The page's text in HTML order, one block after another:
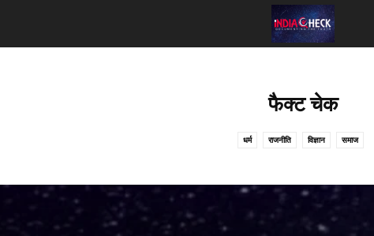
फैक्ट चेक
धर्म राजनीति विज्ञान समाज